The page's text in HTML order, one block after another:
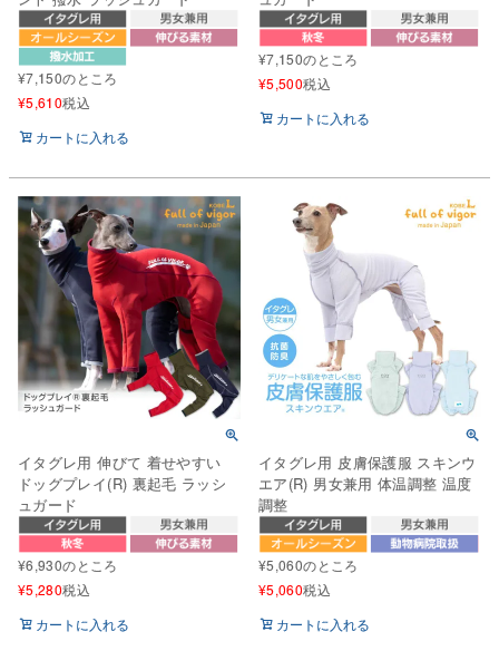
¥7,150のところ
¥5,610税込
カートに入れる
¥7,150のところ
¥5,500税込
カートに入れる
イタグレ用 伸びて 着せやすい
ドッグプレイ(R) 裏起毛 ラッシ
ュガード
¥6,930のところ
¥5,280税込
カートに入れる
イタグレ用 皮膚保護服 スキンウ
エア(R) 男女兼用 体温調整 温度
調整
¥5,060のところ
¥5,060税込
カートに入れる